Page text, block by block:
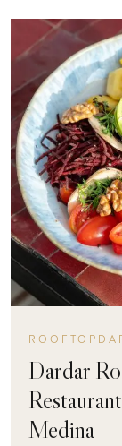
Dardar
Medina